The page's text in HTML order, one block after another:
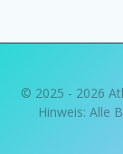
© 2025 - 2026
Hinweis: Alle